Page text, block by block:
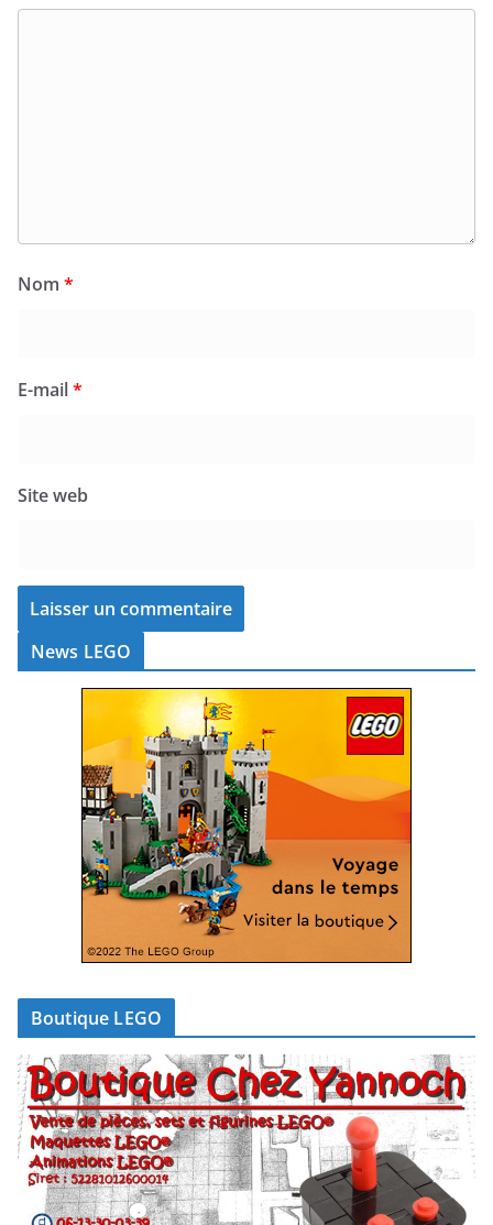
Nom *
E-mail*
Site web
News LEGO
Boutique LEGO